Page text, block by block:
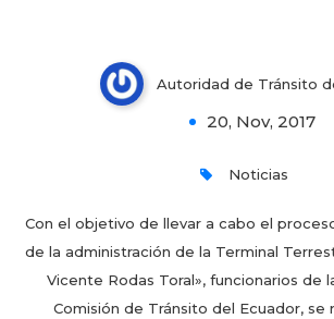
Autoridad de Tránsito
20, Nov, 2017
Noticias
Con el objetivo de llevar a cabo el
de la administración de la Terminal
Vicente Rodas Toral», funcionarios de
Comisión de Tránsito del Ecuador, se